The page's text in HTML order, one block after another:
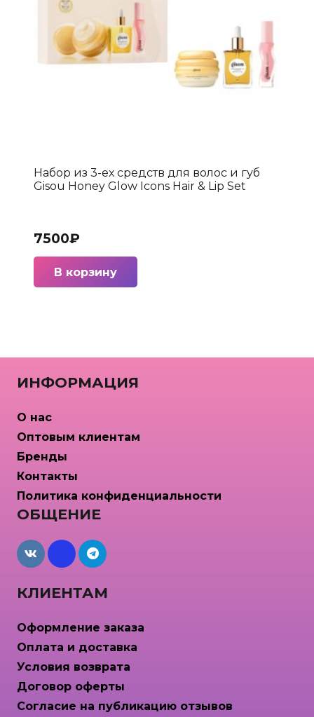
Набор из 3-ех средств для волос и губ
Gisou Honey Glow Icons Hair & Lip Set
7500₽
В корзину
КЛИЕНТАМ
Оформление заказа
Оплата и доставка
Условия возврата
Договор оферты
Согласие на публикацию отзывов
ОБЩЕНИЕ
maxcdn
ИНФОРМАЦИЯ
О нас
Оптовым клиентам
Бренды
Контакты
Политика конфиденциальности